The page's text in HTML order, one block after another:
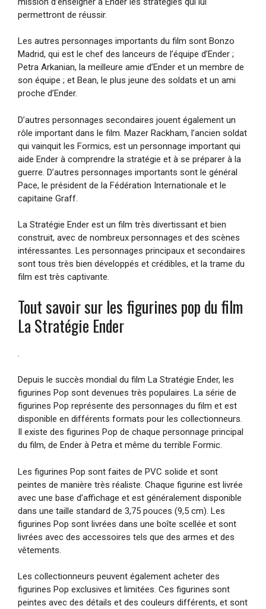
permettront de réussir.
Les autres personnages importants du film sont Bonzo
Madrid, qui est le chef des lanceurs de l’équipe d’Ender ;
Petra Arkanian, la meilleure amie d’Ender et un membre de
son équipe ; et Bean, le plus jeune des soldats et un ami
proche d’Ender.
D’autres personnages secondaires jouent également un
rôle important dans le film. Mazer Rackham, l’ancien soldat
qui vainquit les Formics, est un personnage important qui
aide Ender à comprendre la stratégie et à se préparer à la
guerre. D’autres personnages importants sont le général
Pace, le président de la Fédération Internationale et le
capitaine Graff.
La Stratégie Ender est un film très divertissant et bien
construit, avec de nombreux personnages et des scènes
intéressantes. Les personnages principaux et secondaires
sont tous très bien développés et crédibles, et la trame du
film est très captivante.
Tout savoir sur les figurines pop du film
La Stratégie Ender
.
Depuis le succès mondial du film La Stratégie Ender, les
figurines Pop sont devenues très populaires. La série de
figurines Pop représente des personnages du film et est
disponible en différents formats pour les collectionneurs.
Il existe des figurines Pop de chaque personnage principal
du film, de Ender à Petra et même du terrible Formic.
Les figurines Pop sont faites de PVC solide et sont
peintes de manière très réaliste. Chaque figurine est livrée
avec une base d’affichage et est généralement disponible
dans une taille standard de 3,75 pouces (9,5 cm). Les
figurines Pop sont livrées dans une boîte scellée et sont
livrées avec des accessoires tels que des armes et des
vêtements.
Les collectionneurs peuvent également acheter des
figurines Pop exclusives et limitées. Ces figurines sont
peintes avec des détails et des couleurs différents, et sont